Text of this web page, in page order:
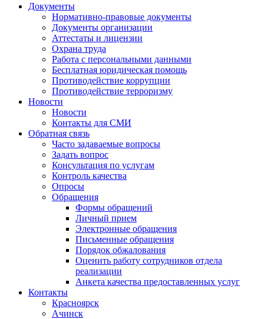
Документы
Нормативно-правовые документы
Документы организации
Аттестаты и лицензии
Охрана труда
Работа с персональными данными
Бесплатная юридическая помощь
Противодействие коррупции
Противодействие терроризму
Новости
Новости
Контакты для СМИ
Обратная связь
Часто задаваемые вопросы
Задать вопрос
Консультация по услугам
Контроль качества
Опросы
Обращения
Формы обращений
Личный прием
Электронные обращения
Письменные обращения
Порядок обжалования
Оценить работу сотрудников отдела
реализации
Анкета качества предоставленных услуг
Контакты
Красноярск
Ачинск